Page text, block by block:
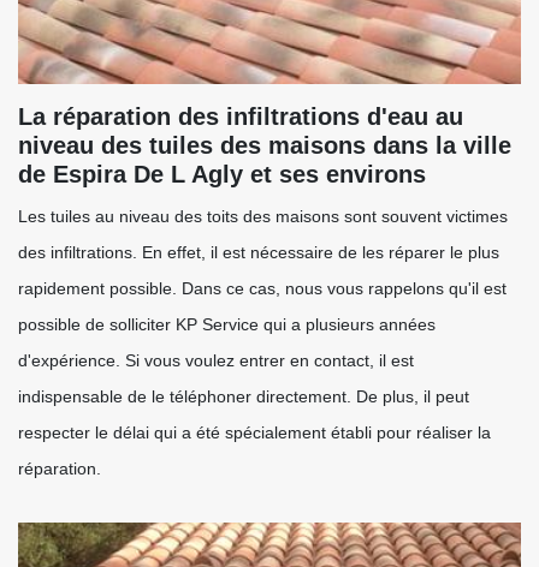
La réparation des infiltrations d'eau au
niveau des tuiles des maisons dans la ville
de Espira De L Agly et ses environs
Les tuiles au niveau des toits des maisons sont souvent victimes
des infiltrations. En effet, il est nécessaire de les réparer le plus
rapidement possible. Dans ce cas, nous vous rappelons qu'il est
possible de solliciter KP Service qui a plusieurs années
d'expérience. Si vous voulez entrer en contact, il est
indispensable de le téléphoner directement. De plus, il peut
respecter le délai qui a été spécialement établi pour réaliser la
réparation.